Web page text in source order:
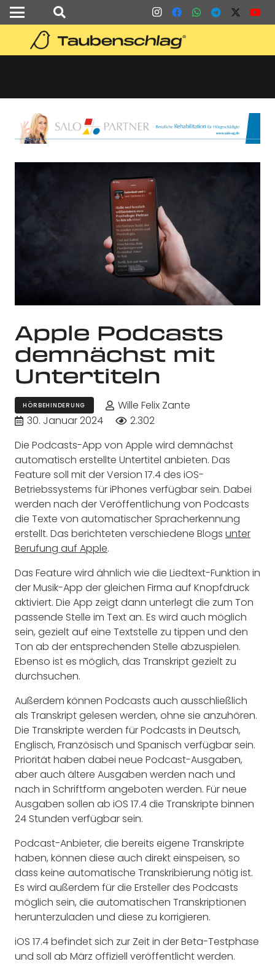
Apple Podcasts
demnächst mit
Untertiteln
HÖRBEHINDERUNG
Wille Felix Zante
30. Januar 2024
2.302
Die Podcasts-App von Apple wird demnächst
automatisch erstellte Untertitel anbieten. Das
Feature soll mit der Version 17.4 des iOS-
Betriebssystems für iPhones verfügbar sein. Dabei
werden nach der Veröffentlichung von Podcasts
die Texte von automatischer Spracherkennung
erstellt. Das berichteten verschiedene Blogs unter
Berufung auf Apple.
Das Feature wird ähnlich wie die Liedtext-Funktion in
der Musik-App der gleichen Firma auf Knopfdruck
aktiviert. Die App zeigt dann unterlegt die zum Ton
passende Stelle im Text an. Es wird auch möglich
sein, gezielt auf eine Textstelle zu tippen und den
Ton ab der entsprechenden Stelle abzuspielen.
Ebenso ist es möglich, das Transkript gezielt zu
durchsuchen.
Außerdem können Podcasts auch ausschließlich
als Transkript gelesen werden, ohne sie anzuhören.
Die Transkripte werden für Podcasts in Deutsch,
Englisch, Französisch und Spanisch verfügbar sein.
Priorität haben dabei neue Podcast-Ausgaben,
aber auch ältere Ausgaben werden nach und
nach in Schriftform angeboten werden. Für neue
Ausgaben sollen ab iOS 17.4 die Transkripte binnen
24 Stunden verfügbar sein.
Podcast-Anbieter, die bereits eigene Transkripte
haben, können diese auch direkt einspeisen, so
dass keine automatische Transkribierung nötig ist.
Es wird außerdem für die Ersteller des Podcasts
möglich sein, die automatischen Transkriptionen
herunterzuladen und diese zu korrigieren.
iOS 17.4 befindet sich zur Zeit in der Beta-Testphase
und soll ab März offiziell veröffentlicht werden.